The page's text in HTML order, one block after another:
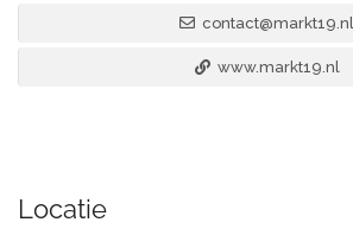
contact@markt19.nl
www.markt19.nl
Locatie